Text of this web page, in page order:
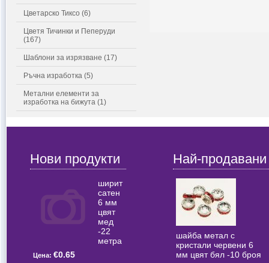
Цветарско Тиксо (6)
Цветя Тичинки и Пеперуди
(167)
Шаблони за изрязване (17)
Ръчна изработка (5)
Метални елементи за
изработка на бижута (1)
Нови продукти
ширит
сатен
6 мм
цвят
мед
-22
метра
Цена: €0.65
Най-продавани
шайба метал с
кристали червени 6
мм цвят бял -10 броя